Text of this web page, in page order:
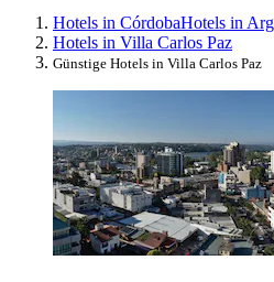
Hotels in CórdobaHotels in
Hotels in Villa Carlos Paz
Günstige Hotels in Villa Carlos Paz